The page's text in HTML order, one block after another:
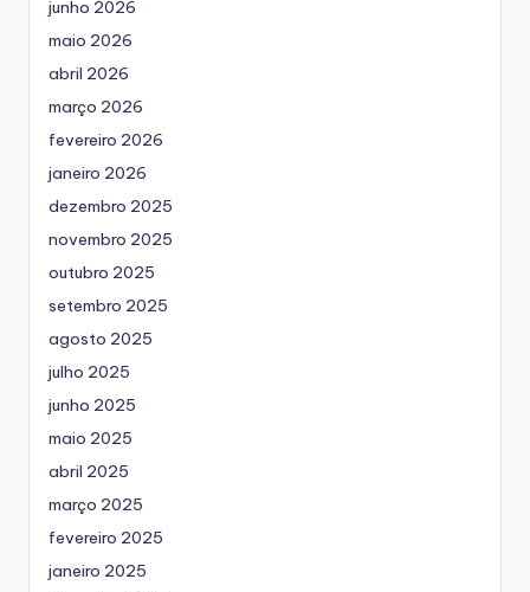
junho 2026
maio 2026
abril 2026
março 2026
fevereiro 2026
janeiro 2026
dezembro 2025
novembro 2025
outubro 2025
setembro 2025
agosto 2025
julho 2025
junho 2025
maio 2025
abril 2025
março 2025
fevereiro 2025
janeiro 2025